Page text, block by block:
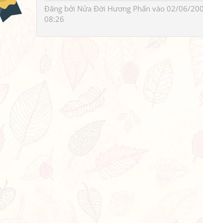
Đăng bởi Nửa Đời Hương Phấn vào 02/06/
08:26